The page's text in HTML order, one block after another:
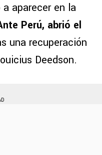
aparecer en la
Perú, abrió el
una recuperación
Deedson.